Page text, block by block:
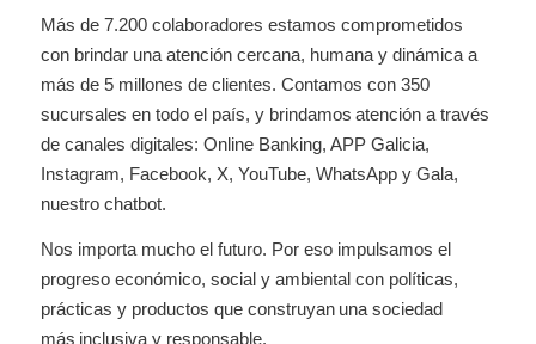
Más de 7.200 colaboradores estamos comprometidos
con brindar una atención cercana, humana y dinámica a
más de 5 millones de clientes. Contamos con 350
sucursales en todo el país, y brindamos atención a través
de canales digitales: Online Banking, APP Galicia,
Instagram, Facebook, X, YouTube, WhatsApp y Gala,
nuestro chatbot.
Nos importa mucho el futuro. Por eso impulsamos el
progreso económico, social y ambiental con políticas,
prácticas y productos que construyan una sociedad
más inclusiva y responsable.